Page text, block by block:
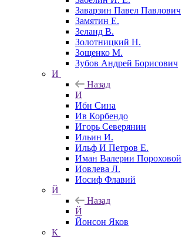
Заварзин Павел Павлович
Замятин Е.
Зеланд В.
Золотницкий Н.
Зощенко М.
Зубов Андрей Борисович
И
Назад
И
Ибн Сина
Ив Корбендо
Игорь Северянин
Ильин И.
Ильф И Петров Е.
Иман Валерии Пороховой
Иовлева Л.
Иосиф Флавий
Й
Назад
Й
Йонсон Яков
К